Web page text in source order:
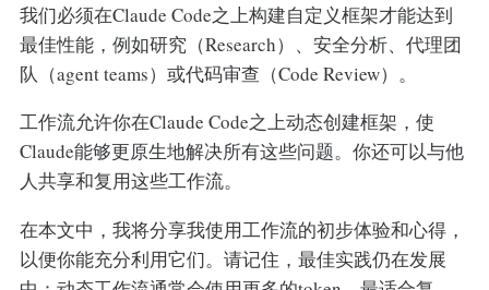
我们必须在Claude Code之上构建自定义框架才能达到
最佳性能，例如研究（Research）、安全分析、代理团
队（agent teams）或代码审查（Code Review）。
工作流允许你在Claude Code之上动态创建框架，使
Claude能够更原生地解决所有这些问题。你还可以与他
人共享和复用这些工作流。
在本文中，我将分享我使用工作流的初步体验和心得，
以便你能充分利用它们。请记住，最佳实践仍在发展